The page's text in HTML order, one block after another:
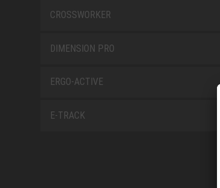
CROSSWORKER
DIMENSION PRO
ERGO-ACTIVE
E-TRACK